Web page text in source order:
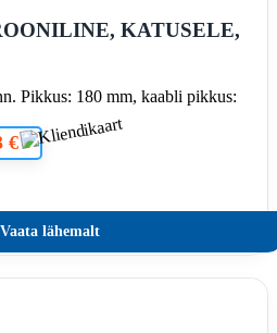
KATUSELE,
Pikkus: 180 mm, kaabli pikkus:
€
Vaata lähemalt